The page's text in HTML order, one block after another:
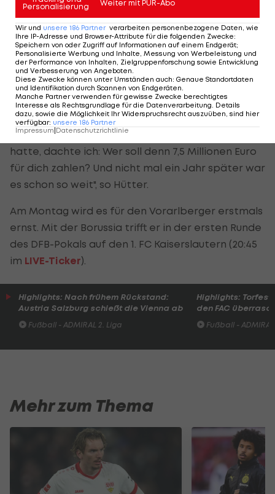
RichtungBorussia Dortmundverließ. Da im Vertrag
des 51-Jährigen eine Ausstiegsklausel verankert
war, konnte sich Gladbach-Manager Max Eberl
Verhandlungen mit der Eintracht ersparen.
"Ich habe es nie für möglich gehalten, dass
jemand so viel Geld zahlt, um mich aus meinem
Vertrag herauszukaufen. Als ich bei meiner
Unterschrift diesen Passus im Vertrag vor Augen
hatte, dachte ich: Wer soll denn 7,5 Millionen Euro
für dich zahlen? Und nicht mal ein Jahr später war
es schon so weit", so Hütter.
Am Montag wird es für den Vorarlberger erstmals
ernst. Mit der Borussia trifft er in der ersten Runde
des DFB-Pokals auf den 1. FC Kaiserslautern (20:45
im LIVE-Ticker).
Highlights: Nach frühem Rückstand:
Austria Salzburg schießt die Vienna ab
Fußball - ADMIRAL 2. Liga
Highlights:
den FAC
Fußball -
Mehr zum Thema
Personalisierung
Weiter mit PUR-Abo
Wir und unsere 186 Partner verarbeiten personenbezogene Daten, wie
Ihre IP-Adresse und Browser-Attribute für die folgenden Zwecke:
Speichern von oder Zugriff auf Informationen auf einem Endgerät;
Personalisierte Werbung und Inhalte, Messung von Werbeleistung und
der Performance von Inhalten, Zielgruppenforschung sowie Entwicklung
und Verbesserung von Angeboten.
Diese Zwecke können unter Umständen auch: Genaue Standortdaten
und Identifikation durch Scannen von Endgeräten.
Manche Partner verwenden für gewisse Zwecke berechtigtes
Interesse als Rechtsgrundlage für die Datenverarbeitung. Details
dazu, sowie die Möglichkeit Ihr Widerspruchsrecht auszuüben, sind hier
verfügbar: unsere 186 Partner
Impressum Datenschutzrichtlinie